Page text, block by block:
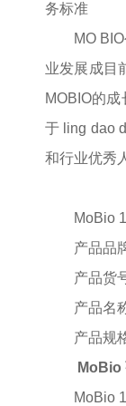
务标准
MO
业发展成目
MOBIO的
于 ling dao
和行业优秀
MoBio
产品品
产品货
产品名
产品规
MoBio
MoBio